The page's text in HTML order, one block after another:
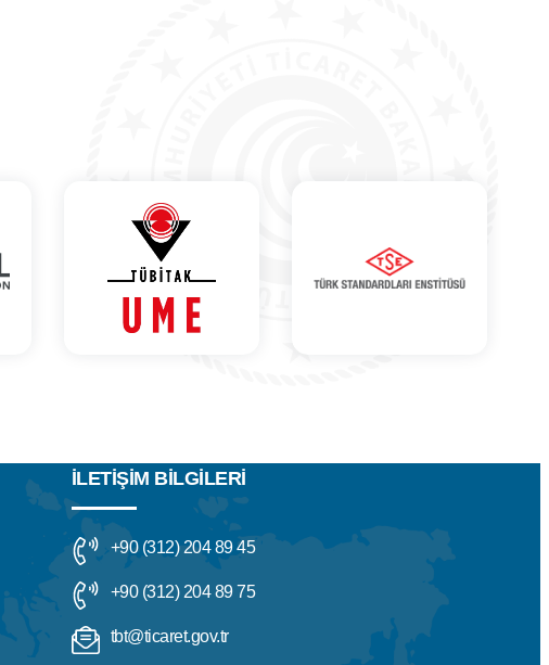
İLETIŞIM BILGILERI
+90 (312) 204 89 45
+90 (312) 204 89 75
tbt@ticaret.gov.tr